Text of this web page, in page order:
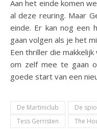
Aan het einde komen
al deze reuring. Maar
einde. Er kan nog een
gaan volgen als je het
Een thriller die
om zelf mee te gaan
goede start van een
De Martiniclub De
Tess Gerristen
The